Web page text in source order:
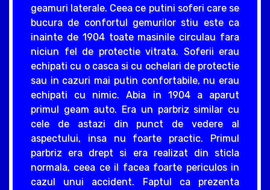
geamuri laterale. Ceea ce putini soferi care se
bucura de confortul gemurilor stiu este ca
inainte de 1904 toate masinile circulau fara
niciun fel de protectie vitrata. Soferii erau
echipati cu o casca si cu ochelari de protectie
sau in cazuri mai putin confortabile, nu erau
echipati cu nimic. Abia in 1904 a aparut
primul geam auto. Era un parbriz similar cu
cele de astazi din punct de vedere al
aspectului, insa nu foarte practic. Primul
parbriz era drept si era realizat din sticla
normala, ceea ce il facea foarte periculos in
cazul unui accident. Faptul ca prezenta